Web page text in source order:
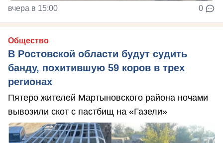
вчера в 15:00 0
Общество
В Ростовской области будут судить
банду, похитившую 59 коров в трех
регионах
Пятеро жителей Мартыновского района ночами
вывозили скот с пастбищ на «Газели»